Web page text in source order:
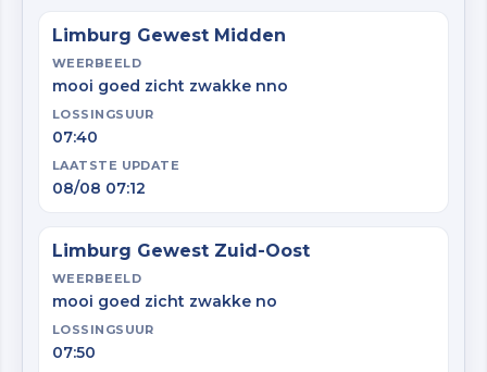
Limburg Gewest Midden
WEERBEELD
mooi goed zicht zwakke nno
LOSSINGSUUR
07:40
LAATSTE UPDATE
08/08 07:12
Limburg Gewest Zuid-Oost
WEERBEELD
mooi goed zicht zwakke no
LOSSINGSUUR
07:50